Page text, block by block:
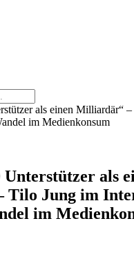
Unterstützer als
Tilo Jung im
im